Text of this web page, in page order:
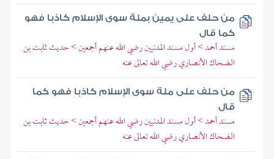
من حلف على يمين بملة سوى الإسلام كاذبا فهو
كما قال
مسند أحمد > أول مسند المدنيين رضي الله عنهم أجمعين > حديث ثابت بن
الضحاك الأنصاري رضي الله تعالى عنه
من حلف على ملة سوى الإسلام كاذبا فهو كما
قال
مسند أحمد > أول مسند المدنيين رضي الله عنهم أجمعين > حديث ثابت بن
الضحاك الأنصاري رضي الله تعالى عنه